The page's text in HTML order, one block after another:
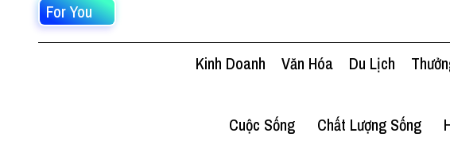
For You
Kinh Doanh Văn Hóa Du Lịch
Cuộc Sống Chất Lượng Sống